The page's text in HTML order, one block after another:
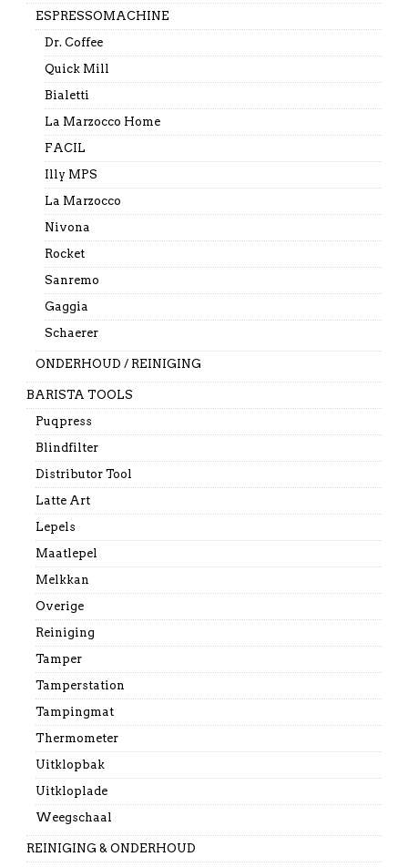
ESPRESSOMACHINE
Dr. Coffee
Quick Mill
Bialetti
La Marzocco Home
FACIL
Illy MPS
La Marzocco
Nivona
Rocket
Sanremo
Gaggia
Schaerer
ONDERHOUD / REINIGING
BARISTA TOOLS
Puqpress
Blindfilter
Distributor Tool
Latte Art
Lepels
Maatlepel
Melkkan
Overige
Reiniging
Tamper
Tamperstation
Tampingmat
Thermometer
Uitklopbak
Uitkloplade
Weegschaal
REINIGING & ONDERHOUD